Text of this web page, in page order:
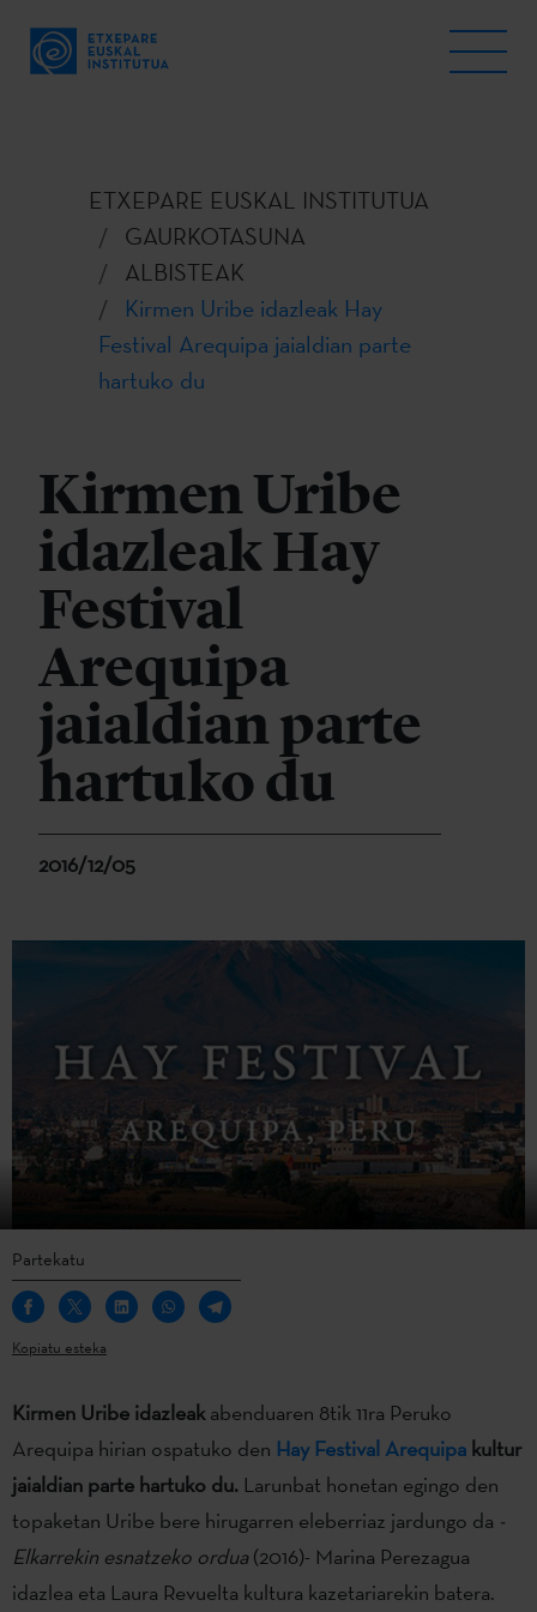
ETXEPARE EUSKAL INSTITUTUA
GAURKOTASUNA
ALBISTEAK
Kirmen Uribe idazleak Hay
Festival Arequipa jaialdian parte
hartuko du
Kirmen Uribe
idazleak Hay
Festival
Arequipa
jaialdian parte
hartuko du
2016/12/05
Partekatu
Kopiatu esteka
Kirmen Uribe idazleakabenduaren 8tik 11ra Peruko
Arequipa hirian ospatuko den Hay Festival Arequipa kultur
jaialdian parte hartuko du. Larunbat honetan egingo den
topaketan Uribe bere hirugarren eleberriaz jardungo da -
Elkarrekin esnatzeko ordua(2016)- Marina Perezagua
idazlea eta Laura Revuelta kultura kazetariarekin batera.